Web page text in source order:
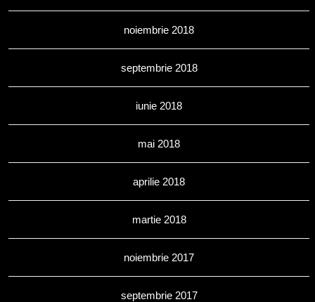
noiembrie 2018
septembrie 2018
iunie 2018
mai 2018
aprilie 2018
martie 2018
noiembrie 2017
septembrie 2017